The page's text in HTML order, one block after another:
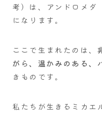
考）は、アンドロメダ
になります。
ここで生まれたのは、
がら、温かみのある、
きものです。
私たちが生きるミカエ